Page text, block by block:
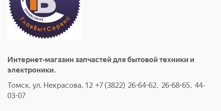
Интернет-магазин запчастей для бытовой техники и
электроники.
Томск, ул. Некрасова, 12 +7 (3822) 26-64-62, 26-68-65, 44-
03-07